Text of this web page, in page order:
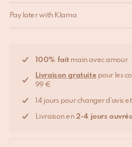
Pay later with Klarna
100% fait main avec amour
Livraison gratuite pour les
99 €
14 jours pour changer d'avis
Livraison en 2-4 jours ouvrés